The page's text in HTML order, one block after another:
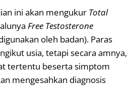
ini akan mengukur Total
Free Testosterone
oleh badan). Paras
usia, tetapi secara amnya,
tertentu beserta simptom
mengesahkan diagnosis